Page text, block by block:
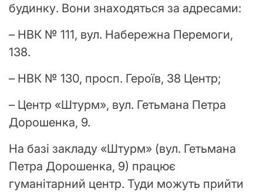
будинку. Вони знаходяться за адресами:
– НВК № 111, вул. Набережна Перемоги,
138.
– НВК № 130, просп. Героїв, 38 Центр;
– Центр «Штурм», вул. Гетьмана Петра
Дорошенка, 9.
На базі закладу «Штурм» (вул. Гетьмана
Петра Дорошенка, 9) працює
гуманітарний центр. Туди можуть прийти